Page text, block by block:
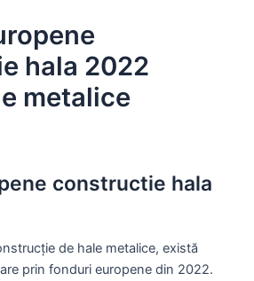
hala 2022
metalice
constructie hala
de hale metalice, există
prin fonduri europene din 2022.